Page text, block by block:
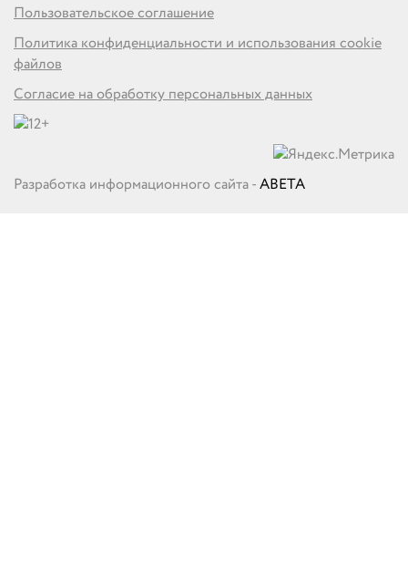
Пользовательское соглашение
Политика конфиденциальности и использования cookie
файлов
Согласие на обработку персональных данных
Разработка информационного сайта -ABETA